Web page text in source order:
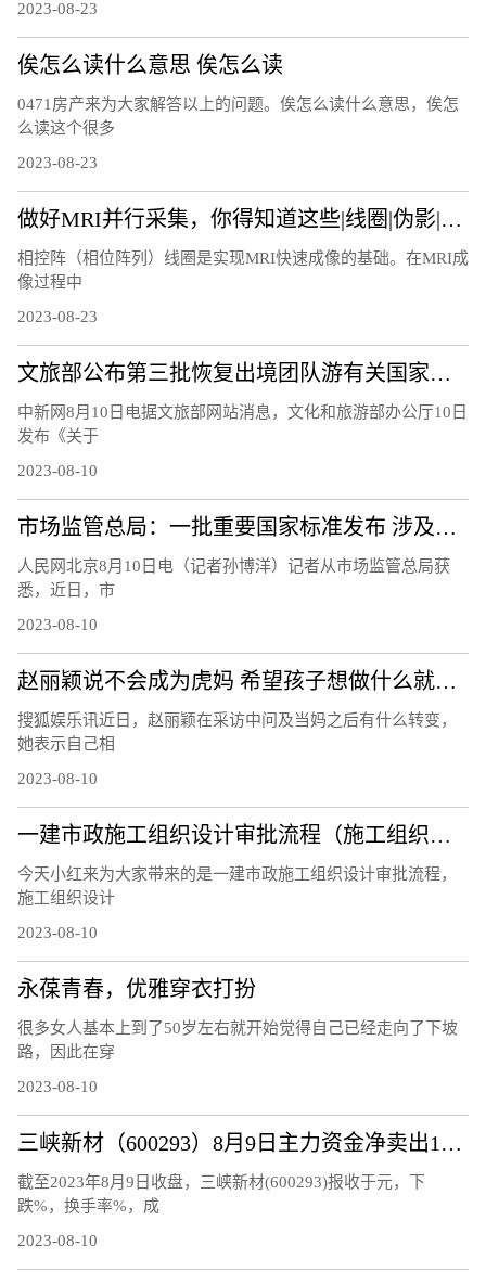
2023-08-23
俟怎么读什么意思 俟怎么读
0471房产来为大家解答以上的问题。俟怎么读什么意思，俟怎
么读这个很多
2023-08-23
做好MRI并行采集，你得知道这些|线圈|伪影|图像|因子|
相控阵（相位阵列）线圈是实现MRI快速成像的基础。在MRI成
像过程中
2023-08-23
文旅部公布第三批恢复出境团队游有关国家和地区名单
中新网8月10日电据文旅部网站消息，文化和旅游部办公厅10日
发布《关于
2023-08-10
市场监管总局：一批重要国家标准发布 涉及暑期活动、家居生活等领域
人民网北京8月10日电（记者孙博洋）记者从市场监管总局获
悉，近日，市
2023-08-10
赵丽颖说不会成为虎妈 希望孩子想做什么就做什么
搜狐娱乐讯近日，赵丽颖在采访中问及当妈之后有什么转变，
她表示自己相
2023-08-10
一建市政施工组织设计审批流程（施工组织设计审批流程）
今天小红来为大家带来的是一建市政施工组织设计审批流程，
施工组织设计
2023-08-10
永葆青春，优雅穿衣打扮
很多女人基本上到了50岁左右就开始觉得自己已经走向了下坡
路，因此在穿
2023-08-10
三峡新材（600293）8月9日主力资金净卖出120.48万元
截至2023年8月9日收盘，三峡新材(600293)报收于元，下
跌%，换手率%，成
2023-08-10